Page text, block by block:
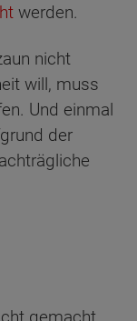
werden.
nicht
will, muss
Und einmal
der
gemacht